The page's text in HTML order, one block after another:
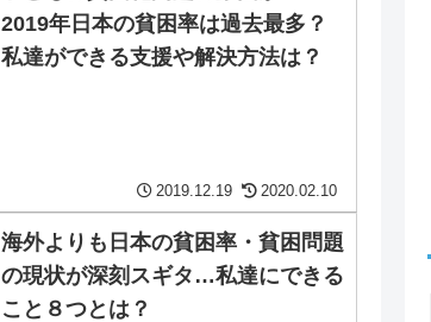
2019年日本の貧困率は過去最多？
私達ができる支援や解決方法は？
2019.12.19 2020.02.10
海外よりも日本の貧困率・貧困問題
の現状が深刻スギタ…私達にできる
こと８つとは？